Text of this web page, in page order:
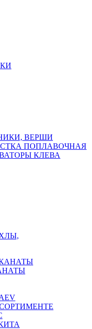
ВЕРШИ
ПОПЛАВОЧНАЯ
КЛЕВА